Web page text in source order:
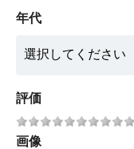
年代
評価
画像